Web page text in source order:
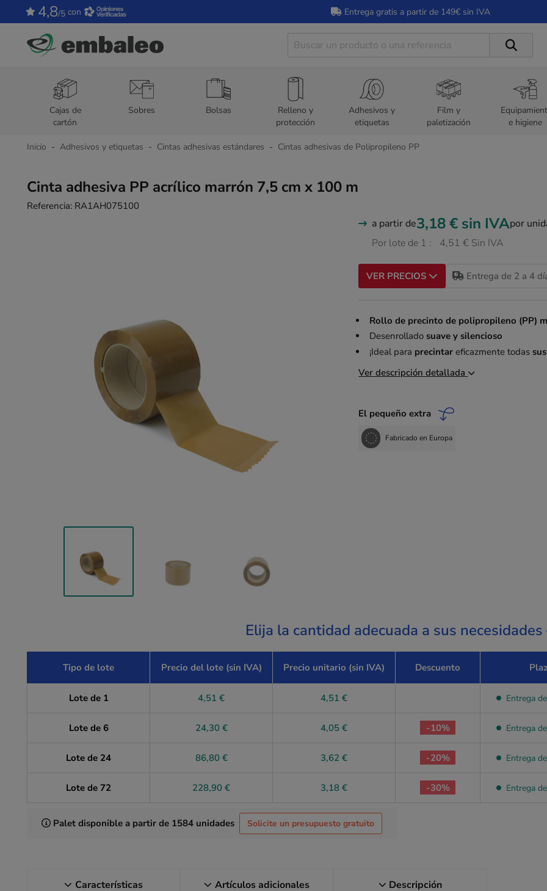
4,8/5 con Entrega gratis a partir de 149€ sin IVA
Cajas de
cartón
Sobres Bolsas
Relleno y
protección
Adhesivos y
etiquetas
Film y
paletización
e higiene
Inicio Adhesivos y etiquetas Cintas adhesivas estándares Cintas adhesivas de Polipropileno PP
Cinta adhesiva PP acrílico marrón 7,5 cm x 100 m
Referencia: RA1AH075100
a partir de3,18 € sin IVApor
Por lote de 1 : 4,51 € Sin IVA
VER PRECIOS Entrega de 2 a 4
Rollo de precinto de polipropileno (PP)
Desenrollado suave y silencioso
¡Ideal para precintareficazmente todas
Ver descripción detallada
El pequeño extra
Fabricado en Europa
Elija la cantidad adecuada a sus necesidades
Tipo de lote Precio del lote (sin IVA) Precio unitario (sin IVA) Descuento
Lote de 1 4,51 € 4,51 € Entrega
Lote de 6 24,30 € 4,05 € -10% Entrega
Lote de 24 86,80 € 3,62 € -20% Entrega
Lote de 72 228,90 € 3,18 € -30% Entrega
Palet disponible a partir de 1584 unidades Solicite un presupuesto gratuito
Características Artículos adicionales Descripción